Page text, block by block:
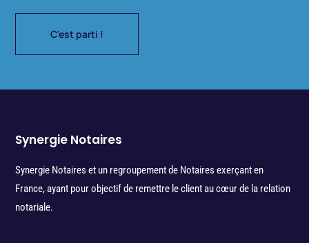
C'est parti !
Synergie Notaires
Synergie Notaires et un regroupement de Notaires exerçant en
France, ayant pour objectif de remettre le client au cœur de la relation
notariale.